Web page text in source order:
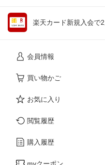
楽天カード新規入会で
会員情報
買い物かご
お気に入り
閲覧履歴
購入履歴
myクーポン